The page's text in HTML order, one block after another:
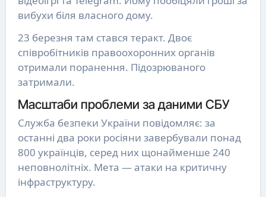
вибухи біля власного дому.
23 березня там стався теракт. Двоє
співробітників правоохоронних органів
отримали поранення. Підозрюваного
затримали.
Масштаби проблеми за даними СБУ
Служба безпеки України повідомляє: за
останні два роки росіяни завербували понад
800 українців, серед них щонайменше 240
неповнолітніх. Мета — атаки на критичну
інфраструктуру.